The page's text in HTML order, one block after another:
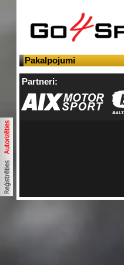
Pakalpojumi
Partneri: